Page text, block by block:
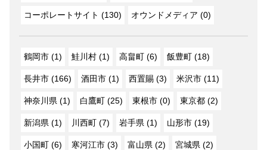
コーポレートサイト (130) オウンドメディア (0)
鶴岡市 (1) 鮭川村 (1) 高畠町 (6) 飯豊町 (18)
長井市 (166) 酒田市 (1) 西置賜 (3) 米沢市 (11)
神奈川県 (1) 白鷹町 (25) 東根市 (0) 東京都 (2)
新潟県 (1) 川西町 (7) 岩手県 (1) 山形市 (19)
小国町 (6) 寒河江市 (3) 富山県 (2) 宮城県 (2)